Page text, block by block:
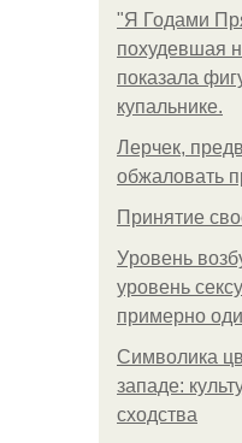
"Я Годами
похудевшая
показала
купальнике.
Лерчек,
обжаловать
Принятие
Уpoвень
уровень
примерно
Символика
западе:
сходства